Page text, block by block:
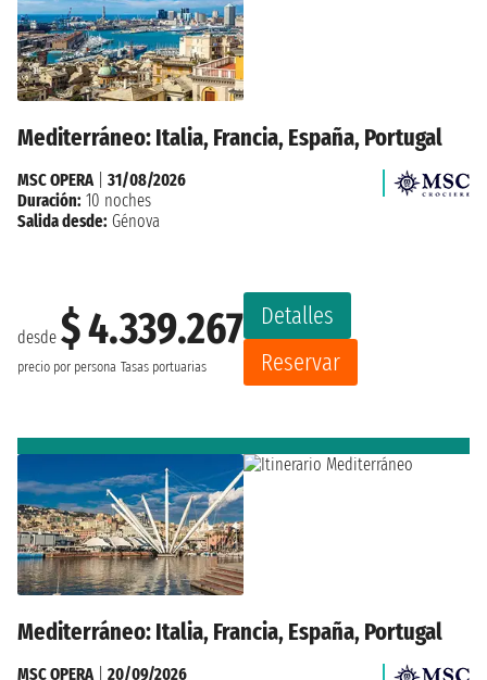
Mediterráneo: Italia, Francia, España, Portugal
desde $ 4.339.267
precio por persona Tasas portuarias
Detalles
Reservar
MSC OPERA| 31/08/2026
Duración: 10 noches
Salida desde: Génova
Mediterráneo: Italia, Francia, España, Portugal
MSC OPERA
20/09/2026